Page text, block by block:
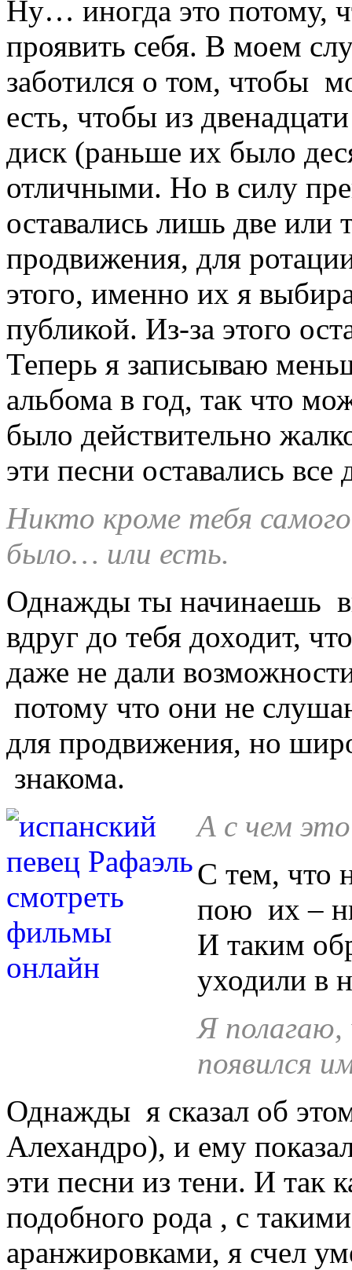
Ну… иногда это потому,
проявить себя. В моем
заботился о том, чтобы
есть, чтобы из
диск (раньше их было
отличными. Но в силу
оставались лишь две
продвижения, для
этого, именно их я
публикой. Из-за этого
Теперь я записываю
альбома в год, так что
было действительно
эти песни оставались
Никто кроме тебя
было… или есть.
Однажды ты начинаешь
вдруг до тебя доходит,
даже не дали
потому что они не
для продвижения, но
знакома.
А с чем
С тем, что
пою их –
И таким
уходили в
Я
появился
Однажды я сказал об
Алехандро), и ему
эти песни из тени. И так
подобного рода , с
аранжировками, я счел